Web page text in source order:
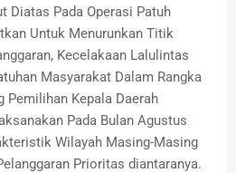
Diatas Pada Operasi Patuh
Untuk Menurunkan Titik
Kecelakaan Lalulintas
Masyarakat Dalam Rangka
Pemilihan Kepala Daerah
Pada Bulan Agustus
Wilayah Masing-Masing
Prioritas diantaranya.